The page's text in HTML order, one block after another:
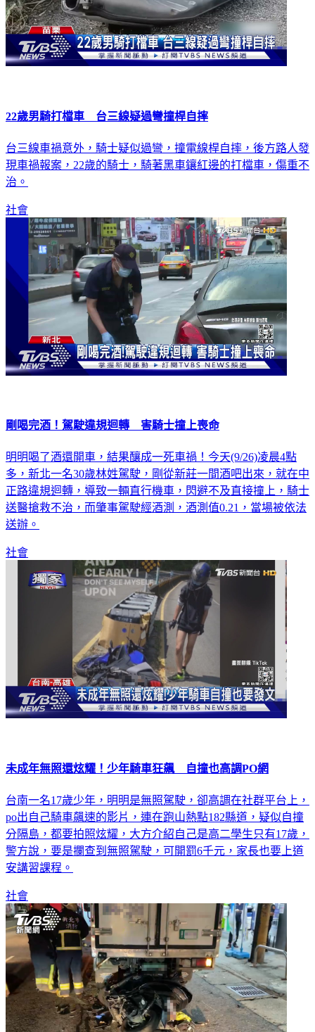
22歲男騎打檔車 台三線疑過彎撞桿自摔
台三線車禍意外，騎士疑似過彎，撞電線桿自摔，後方路人發
現車禍報案，22歲的騎士，騎著黑車鑲紅邊的打檔車，傷重不
治。
社會
剛喝完酒！駕駛違規迴轉 害騎士撞上喪命
明明喝了酒還開車，結果釀成一死車禍！今天(9/26)凌晨4點
多，新北一名30歲林姓駕駛，剛從新莊一間酒吧出來，就在中
正路違規迴轉，導致一輛直行機車，閃避不及直接撞上，騎士
送醫搶救不治，而肇事駕駛經酒測，酒測值0.21，當場被依法
送辦。
社會
未成年無照還炫耀！少年騎車狂飆 自撞也高調PO網
台南一名17歲少年，明明是無照駕駛，卻高調在社群平台上，
po出自己騎車飆速的影片，連在跑山熱點182縣道，疑似自撞
分隔島，都要拍照炫耀，大方介紹自己是高二學生只有17歲，
警方說，要是攔查到無照駕駛，可開罰6千元，家長也要上道
安講習課程。
社會